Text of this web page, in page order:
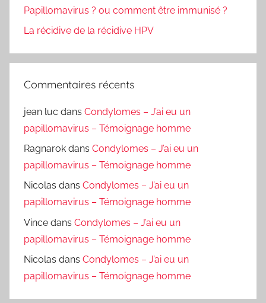
Papillomavirus ? ou comment être immunisé ?
La récidive de la récidive HPV
Commentaires récents
jean luc dans Condylomes – J’ai eu un
papillomavirus – Témoignage homme
Ragnarok dans Condylomes – J’ai eu un
papillomavirus – Témoignage homme
Nicolas dans Condylomes – J’ai eu un
papillomavirus – Témoignage homme
Vince dans Condylomes – J’ai eu un
papillomavirus – Témoignage homme
Nicolas dans Condylomes – J’ai eu un
papillomavirus – Témoignage homme